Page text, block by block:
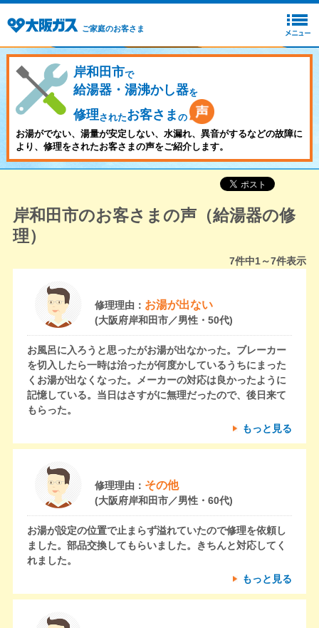
ご家庭のお客さま
岸和田市で
給湯器・湯沸かし器を
修理されたお客さま の
お湯がでない、湯量が安定しない、水漏れ、異音がするなどの故障に
より、修理をされたお客さまの声をご紹介します。
岸和田市のお客さまの声（給湯器の修
理）
7件中1～7件表示
修理理由： お湯が出ない
(大阪府岸和田市／男性・50代)
お風呂に入ろうと思ったがお湯が出なかった。ブレーカー
を切入したら一時は治ったが何度かしているうちにまった
くお湯が出なくなった。メーカーの対応は良かったように
記憶している。当日はさすがに無理だったので、後日来て
もらった。
もっと見る
修理理由： その他
(大阪府岸和田市／男性・60代)
お湯が設定の位置で止まらず溢れていたので修理を依頼し
ました。部品交換してもらいました。きちんと対応してく
れました。
もっと見る